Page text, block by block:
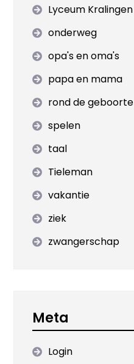
Lyceum Kralingen
onderweg
opa's en oma's
papa en mama
rond de geboorte
spelen
taal
Tieleman
vakantie
ziek
zwangerschap
Meta
Login